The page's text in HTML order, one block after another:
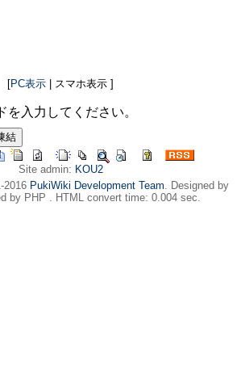
[PC表示 | スマホ表示 ]
を入力してください。
Site admin: KOU2
PukiWiki Development Team. Designed by
by PHP . HTML convert time: 0.004 sec.